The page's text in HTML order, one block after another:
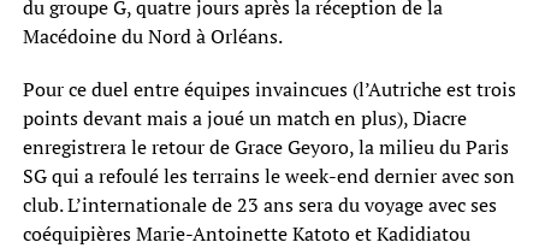
du groupe G, quatre jours après la réception de la
Macédoine du Nord à Orléans.
Pour ce duel entre équipes invaincues (l’Autriche est trois
points devant mais a joué un match en plus), Diacre
enregistrera le retour de Grace Geyoro, la milieu du Paris
SG qui a refoulé les terrains le week-end dernier avec son
club. L’internationale de 23 ans sera du voyage avec ses
coéquipières Marie-Antoinette Katoto et Kadidiatou